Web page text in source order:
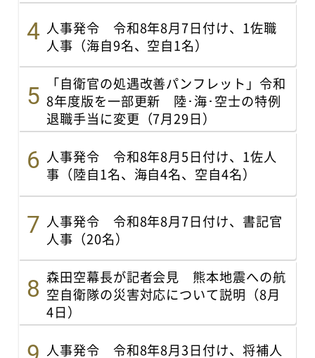
人事発令 令和8年8月7日付け、1佐職
人事（海自9名、空自1名）
「自衛官の処遇改善パンフレット」令和
8年度版を一部更新 陸･海･空士の特例
退職手当に変更（7月29日）
人事発令 令和8年8月5日付け、1佐人
事（陸自1名、海自4名、空自4名）
人事発令 令和8年8月7日付け、書記官
人事（20名）
森田空幕長が記者会見 熊本地震への航
空自衛隊の災害対応について説明（8月
4日）
人事発令 令和8年8月3日付け、将補人